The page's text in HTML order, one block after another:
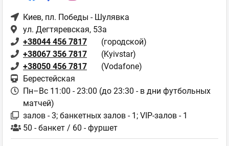
Киев, пл. Победы - Шулявка
ул. Дегтяревская, 53а
+38044 456 7817
(городской)
+38067 356 7817
(Kyivstar)
+38050 456 7817
(Vodafone)
Берестейская
Пн–Вс 11:00 - 23:00 (до 23:30 - в дни футбольных
матчей)
залов - 3; банкетных залов - 1; VIP-залов - 1
50 - банкет / 60 - фуршет